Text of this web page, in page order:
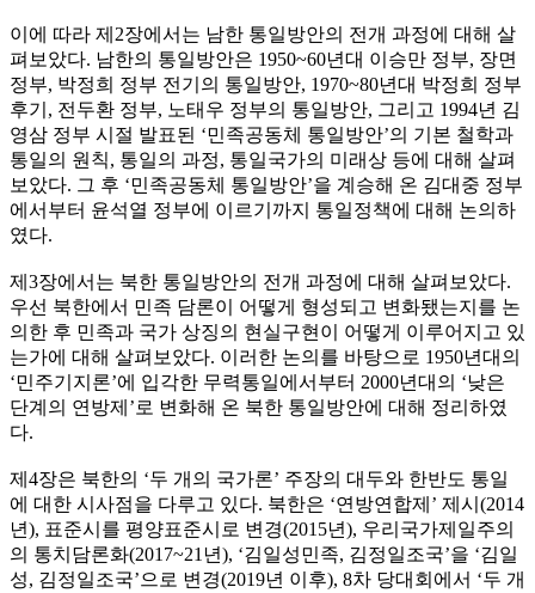
이에 따라 제2장에서는 남한 통일방안의 전개 과정에 대해 살
펴보았다. 남한의 통일방안은 1950~60년대 이승만 정부, 장면
정부, 박정희 정부 전기의 통일방안, 1970~80년대 박정희 정부
후기, 전두환 정부, 노태우 정부의 통일방안, 그리고 1994년 김
영삼 정부 시절 발표된 ‘민족공동체 통일방안’의 기본 철학과
통일의 원칙, 통일의 과정, 통일국가의 미래상 등에 대해 살펴
보았다. 그 후 ‘민족공동체 통일방안’을 계승해 온 김대중 정부
에서부터 윤석열 정부에 이르기까지 통일정책에 대해 논의하
였다.
제3장에서는 북한 통일방안의 전개 과정에 대해 살펴보았다.
우선 북한에서 민족 담론이 어떻게 형성되고 변화됐는지를 논
의한 후 민족과 국가 상징의 현실구현이 어떻게 이루어지고 있
는가에 대해 살펴보았다. 이러한 논의를 바탕으로 1950년대의
‘민주기지론’에 입각한 무력통일에서부터 2000년대의 ‘낮은
단계의 연방제’로 변화해 온 북한 통일방안에 대해 정리하였
다.
제4장은 북한의 ‘두 개의 국가론’ 주장의 대두와 한반도 통일
에 대한 시사점을 다루고 있다. 북한은 ‘연방연합제’ 제시(2014
년), 표준시를 평양표준시로 변경(2015년), 우리국가제일주의
의 통치담론화(2017~21년), ‘김일성민족, 김정일조국’을 ‘김일
성, 김정일조국’으로 변경(2019년 이후), 8차 당대회에서 ‘두 개